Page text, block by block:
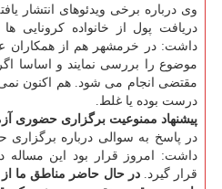
وی درباره برخی ویدئوهای انتشار
دریافت پول از خانواده کرونایی
داشت: در خرمشهر هم از همکاران
موضوع را بررسی نمایند و اساسا
مقتضی انجام می شود. هم اکنون
درست بوده یا غلط.
پیشنهاد ممنوعیت برگزاری حضوری
در پاسخ به سوالی درباره برگزاری
داشت: امروز قرار بود این مساله
قرار گیرد.در حال حاضر مناطق ما از